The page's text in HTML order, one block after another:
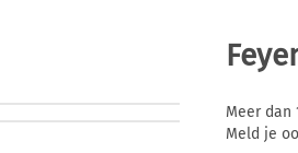
Meer dan
Meld je